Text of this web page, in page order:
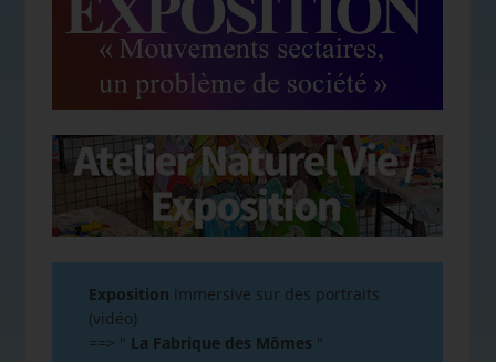
Exposition immersive sur des portraits
(vidéo)
==> " La Fabrique des Mômes "